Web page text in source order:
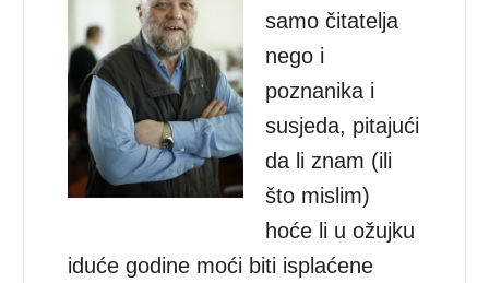
samo čitatelja
nego i
poznanika i
susjeda, pitajući
da li znam (ili
što mislim)
hoće li u ožujku
iduće godine moći biti isplaćene